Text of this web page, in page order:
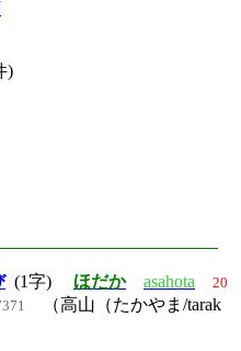
)
(1字) ほだか asahota 20
（高山（たかやま/tarak